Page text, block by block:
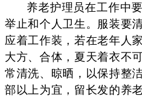
养老护理员在工作中
举止和个人卫生。服装要
应着工作装，若在老年人
大方、合体，夏天着衣不
常清洗、晾晒，以保持整
部以上为宜，留长发的养